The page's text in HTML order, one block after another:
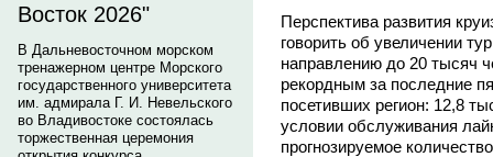
Восток 2026"
В Дальневосточном морском
тренажерном центре Морского
государственного университета
им. адмирала Г. И. Невельского
во Владивостоке состоялась
торжественная церемония
Перспектива развития
говорить об увеличении
направлению до 20 тысяч
рекордным за последние
посетивших регион: 12,8
условии обслуживания
прогнозируемое